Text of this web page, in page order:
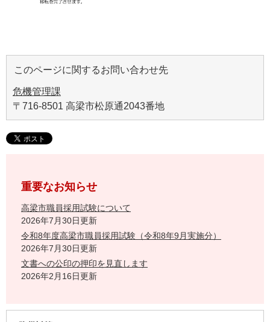
このページに関するお問い合わせ先
危機管理課
〒716-8501 高梁市松原通2043番地
重要なお知らせ
高梁市職員採用試験について
2026年7月30日更新
令和8年度高梁市職員採用試験（令和8年9月実施分）
2026年7月30日更新
文書への公印の押印を見直します
2026年2月16日更新